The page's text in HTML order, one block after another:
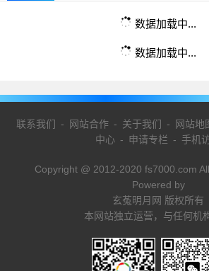
数据加载中...
数据加载中...
联系我们 - 网站合作- 关于我们 - 网站地
中心 - 申请专栏 - 手机
Copyright @ 2012-2020 fs7000.com
Powered by
玄菟明月网 版权所有
本网站独立运营，与任何机